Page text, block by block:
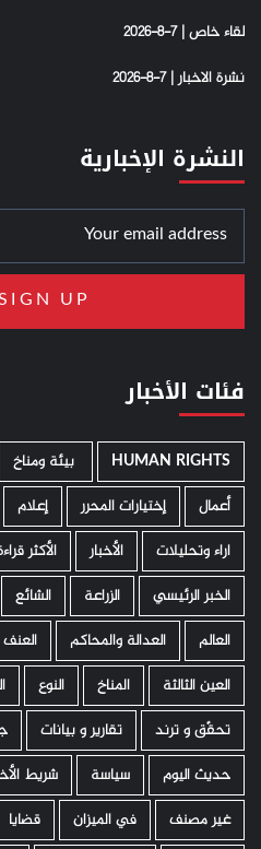
لقاء خاص | 7-8-2026
نشرة الاخبار | 7-8-2026
النشرة الإخبارية
فئات الأخبار
HUMAN RIGHTS ­ بيئة ومناخ
أعمال
إختيارات المحرر إعلام
اراء وتحليلات
الأخبار الأكثر
الخبر الرئيسي
الزراعة الشائع
العالم
العدالة والمحاكم العنف
العين الثالثة
المناخ النوع
تحقّق و ترند
تقارير و بيانات
حديث اليوم
سياسة شريط
غير مصنف
في الميزان قضايا